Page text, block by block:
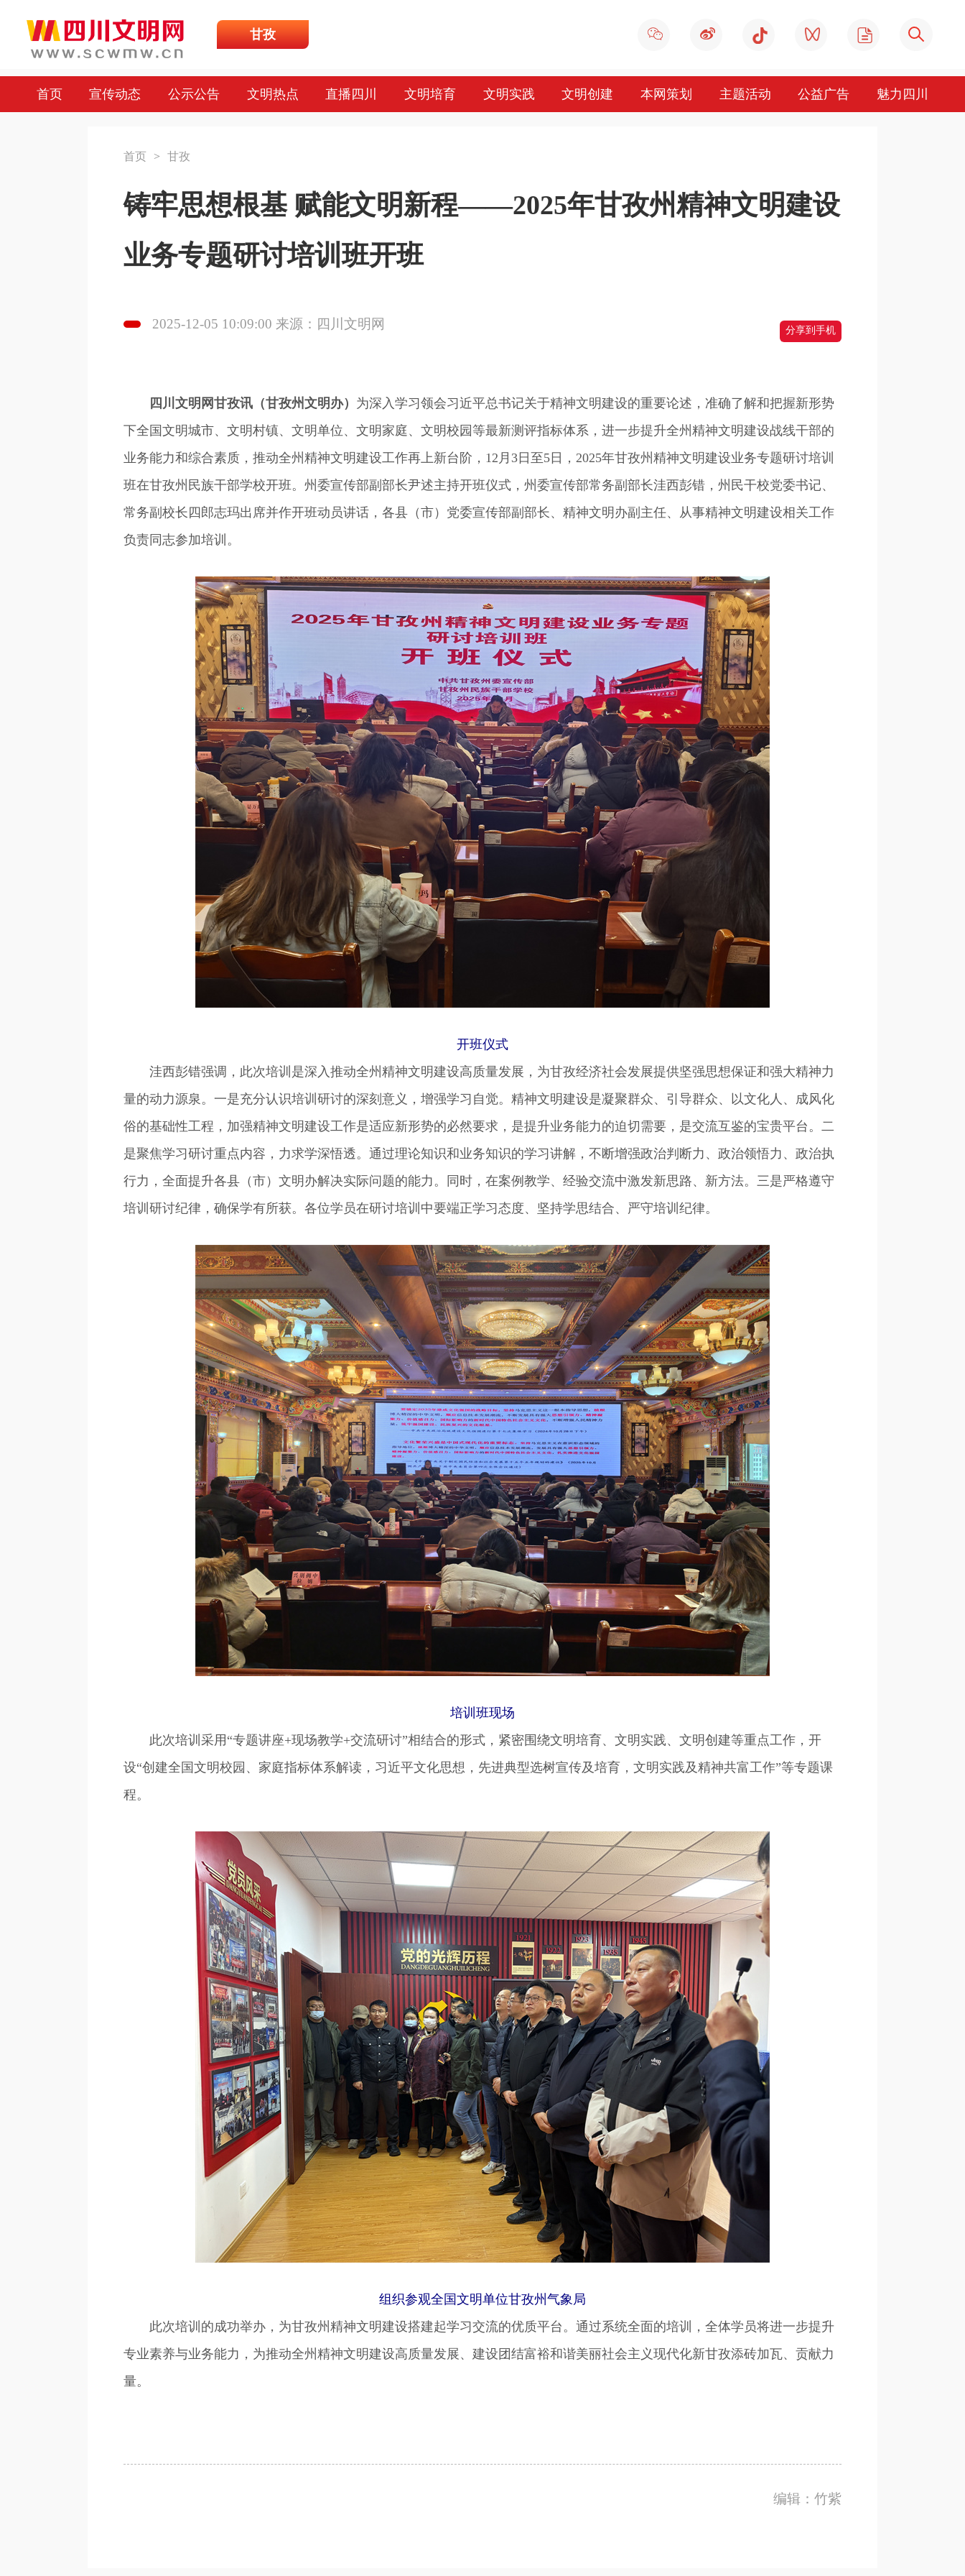
甘孜
首页 宣传动态 公示公告 文明热点 直播四川 文明培育 文明实践 文明创建 本网策划 主题活动 公益广告 魅力四川
首页 > 甘孜
铸牢思想根基 赋能文明新程——2025年甘孜州精神文明建设
业务专题研讨培训班开班
2025-12-05 10:09:00 来源：四川文明网 分享到手机
四川文明网甘孜讯（甘孜州文明办） 为深入学习领会习近平总书记关于精神文明建设的重要论述，准确了解和把握新形势
下全国文明城市、文明村镇、文明单位、文明家庭、文明校园等最新测评指标体系，进一步提升全州精神文明建设战线干部的
业务能力和综合素质，推动全州精神文明建设工作再上新台阶，12月3日至5日，2025年甘孜州精神文明建设业务专题研讨培训
班在甘孜州民族干部学校开班。州委宣传部副部长尹述主持开班仪式，州委宣传部常务副部长洼西彭错，州民干校党委书记、
常务副校长四郎志玛出席并作开班动员讲话，各县（市）党委宣传部副部长、精神文明办副主任、从事精神文明建设相关工作
负责同志参加培训。
开班仪式
洼西彭错强调，此次培训是深入推动全州精神文明建设高质量发展，为甘孜经济社会发展提供坚强思想保证和强大精神力
量的动力源泉。一是充分认识培训研讨的深刻意义，增强学习自觉。精神文明建设是凝聚群众、引导群众、以文化人、成风化
俗的基础性工程，加强精神文明建设工作是适应新形势的必然要求，是提升业务能力的迫切需要，是交流互鉴的宝贵平台。二
是聚焦学习研讨重点内容，力求学深悟透。通过理论知识和业务知识的学习讲解，不断增强政治判断力、政治领悟力、政治执
行力，全面提升各县（市）文明办解决实际问题的能力。同时，在案例教学、经验交流中激发新思路、新方法。三是严格遵守
培训研讨纪律，确保学有所获。各位学员在研讨培训中要端正学习态度、坚持学思结合、严守培训纪律。
培训班现场
此次培训采用“专题讲座+现场教学+交流研讨”相结合的形式，紧密围绕文明培育、文明实践、文明创建等重点工作，开
设“创建全国文明校园、家庭指标体系解读，习近平文化思想，先进典型选树宣传及培育，文明实践及精神共富工作”等专题课
程。
组织参观全国文明单位甘孜州气象局
此次培训的成功举办，为甘孜州精神文明建设搭建起学习交流的优质平台。通过系统全面的培训，全体学员将进一步提升
专业素养与业务能力，为推动全州精神文明建设高质量发展、建设团结富裕和谐美丽社会主义现代化新甘孜添砖加瓦、贡献力
量。
编辑：竹紫